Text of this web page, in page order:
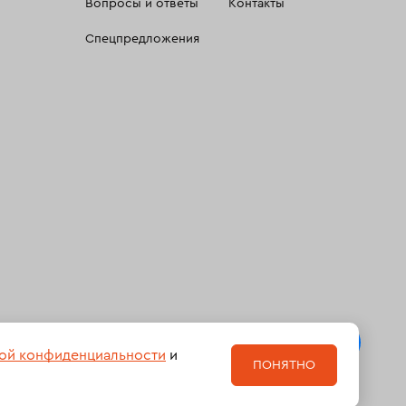
Вопросы и ответы
Спецпредложения
Контакты
конфиденциальности и
ПОНЯТНО